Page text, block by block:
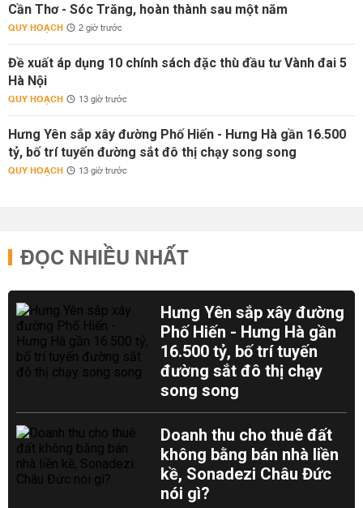
Cần Thơ - Sóc Trăng, hoàn thành sau một năm
QUY HOẠCH 2 giờ trước
Đề xuất áp dụng 10 chính sách đặc thù đầu tư Vành đai 5
Hà Nội
QUY HOẠCH 13 giờ trước
Hưng Yên sắp xây đường Phố Hiến - Hưng Hà gần 16.500
tỷ, bố trí tuyến đường sắt đô thị chạy song song
QUY HOẠCH 13 giờ trước
ĐỌC NHIỀU NHẤT
Hưng Yên sắp xây đường
Phố Hiến - Hưng Hà gần
16.500 tỷ, bố trí tuyến
đường sắt đô thị chạy
song song
Doanh thu cho thuê đất
không bằng bán nhà liền
kề, Sonadezi Châu Đức
nói gì?